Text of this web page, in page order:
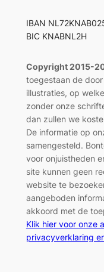
IBAN
BIC KNABNL2H
Copyright 2015-
toegestaan de
illustraties, op
zonder onze
dan zullen we
De informatie op
samengesteld.
voor onjuistheden
site kunnen geen
website te
aangeboden
akkoord met de
Klik hier voor onze
privacyverklaring